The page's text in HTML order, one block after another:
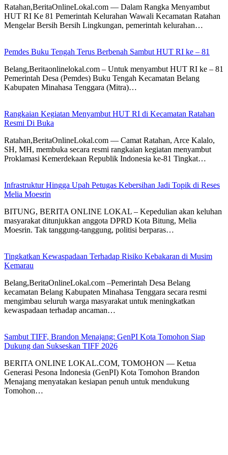
Ratahan,BeritaOnlineLokal.com — Dalam Rangka Menyambut
HUT RI Ke 81 Pemerintah Kelurahan Wawali Kecamatan Ratahan
Mengelar Bersih Bersih Lingkungan, pemerintah kelurahan…
Pemdes Buku Tengah Terus Berbenah Sambut HUT RI ke – 81
Belang,Beritaonlinelokal.com – Untuk menyambut HUT RI ke – 81
Pemerintah Desa (Pemdes) Buku Tengah Kecamatan Belang
Kabupaten Minahasa Tenggara (Mitra)…
Rangkaian Kegiatan Menyambut HUT RI di Kecamatan Ratahan
Resmi Di Buka
Ratahan,BeritaOnlineLokal.com — Camat Ratahan, Arce Kalalo,
SH, MH, membuka secara resmi rangkaian kegiatan menyambut
Proklamasi Kemerdekaan Republik Indonesia ke-81 Tingkat…
Infrastruktur Hingga Upah Petugas Kebersihan Jadi Topik di Reses
Melia Moesrin
BITUNG, BERITA ONLINE LOKAL – Kepedulian akan keluhan
masyarakat ditunjukkan anggota DPRD Kota Bitung, Melia
Moesrin. Tak tanggung-tanggung, politisi berparas…
Tingkatkan Kewaspadaan Terhadap Risiko Kebakaran di Musim
Kemarau
Belang,BeritaOnlineLokal.com –Pemerintah Desa Belang
kecamatan Belang Kabupaten Minahasa Tenggara secara resmi
mengimbau seluruh warga masyarakat untuk meningkatkan
kewaspadaan terhadap ancaman…
Sambut TIFF, Brandon Menajang: ​GenPI Kota Tomohon Siap
Dukung dan Sukseskan TIFF 2026
BERITA ONLINE LOKAL.COM, TOMOHON — Ketua
Generasi Pesona Indonesia (GenPI) Kota Tomohon Brandon
Menajang menyatakan kesiapan penuh untuk mendukung
Tomohon…